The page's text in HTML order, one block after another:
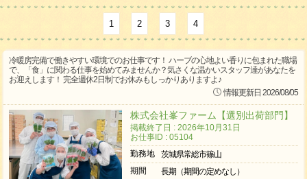
1 2 3 4
冷暖房完備で働きやすい環境でのお仕事です！ ハーブの心地よい香りに包まれた職場
で、「食」に関わる仕事を始めてみませんか？気さくな温かいスタッフ達があなたを
お迎えします！ 完全週休2日制でお休みもしっかりありますよ♪
情報更新日 2026/08/05
株式会社峯ファーム【選別出荷部門】
掲載終了日 : 2026年10月31日
お仕事ID : 05104
勤務地
茨城県常総市篠山
期間
長期（期間の定めなし）